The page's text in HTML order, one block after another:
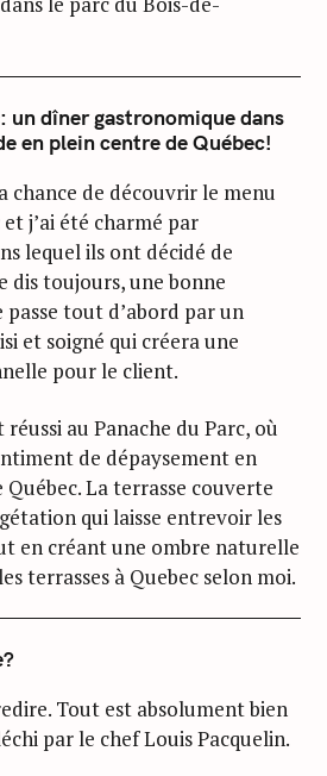
un dîner gastronomique dans
en plein centre de Québec!
chance de découvrir le menu
j’ai été charmé par
lequel ils ont décidé de
dis toujours, une bonne
tout d’abord par un
et soigné qui créera une
pour le client.
au Panache du Parc, où
de dépaysement en
La terrasse couverte
qui laisse entrevoir les
en créant une ombre naturelle
terrasses à Quebec selon moi.
Tout est absolument bien
par le chef Louis Pacquelin.